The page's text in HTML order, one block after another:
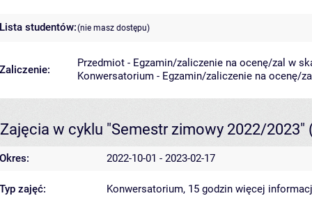
Lista studentów:(nie masz dostępu)
Zaliczenie:
Przedmiot - Egzamin/zaliczenie na ocenę/zal w
Konwersatorium - Egzamin/zaliczenie na ocenę/
Zajęcia w cyklu "Semestr zimowy 2022/2023"
Okres: 2022-10-01 - 2023-02-17
Typ zajęć: Konwersatorium, 15 godzin więcej